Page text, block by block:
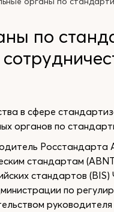
по
в сфере
органов по
стандартам
стандартов
по